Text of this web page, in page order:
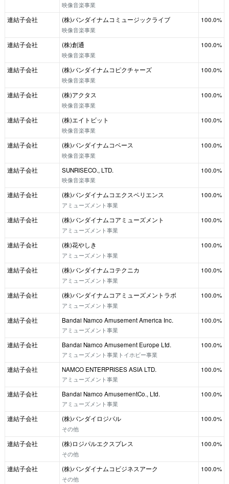
映像音楽事業
連結子会社
(株)バンダイナムコミュージックライブ
映像音楽事業
100.0%
連結子会社
(株)創通
映像音楽事業
100.0%
連結子会社
(株)バンダイナムコピクチャーズ
映像音楽事業
100.0%
連結子会社
(株)アクタス
映像音楽事業
100.0%
連結子会社
(株)エイトビット
映像音楽事業
100.0%
連結子会社
(株)バンダイナムコベース
映像音楽事業
100.0%
連結子会社
SUNRISECO., LTD.
映像音楽事業
100.0%
連結子会社
(株)バンダイナムコエクスペリエンス
アミューズメント事業
100.0%
連結子会社
(株)バンダイナムコアミューズメント
アミューズメント事業
100.0%
連結子会社
(株)花やしき
アミューズメント事業
100.0%
連結子会社
(株)バンダイナムコテクニカ
アミューズメント事業
100.0%
連結子会社
(株)バンダイナムコアミューズメントラボ
アミューズメント事業
100.0%
連結子会社
Bandai Namco Amusement America Inc.
アミューズメント事業
100.0%
連結子会社
Bandai Namco Amusement Europe Ltd.
アミューズメント事業トイホビー事業
100.0%
連結子会社
NAMCO ENTERPRISES ASIA LTD.
アミューズメント事業
100.0%
連結子会社
Bandai Namco AmusementCo., Ltd.
アミューズメント事業
100.0%
連結子会社
(株)バンダイロジパル
その他
100.0%
連結子会社
(株)ロジパルエクスプレス
その他
100.0%
連結子会社
(株)バンダイナムコビジネスアーク
その他
100.0%